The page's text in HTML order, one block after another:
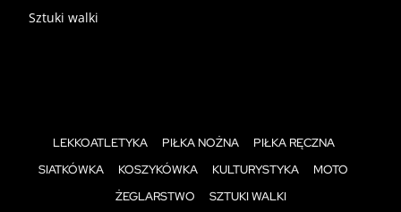
Sztuki walki
LEKKOATLETYKA PIŁKA NOŻNA
PIŁKA RĘCZNA
SIATKÓWKA
KOSZYKÓWKA KULTURYSTYKA
MOTO
ŻEGLARSTWO
SZTUKI WALKI